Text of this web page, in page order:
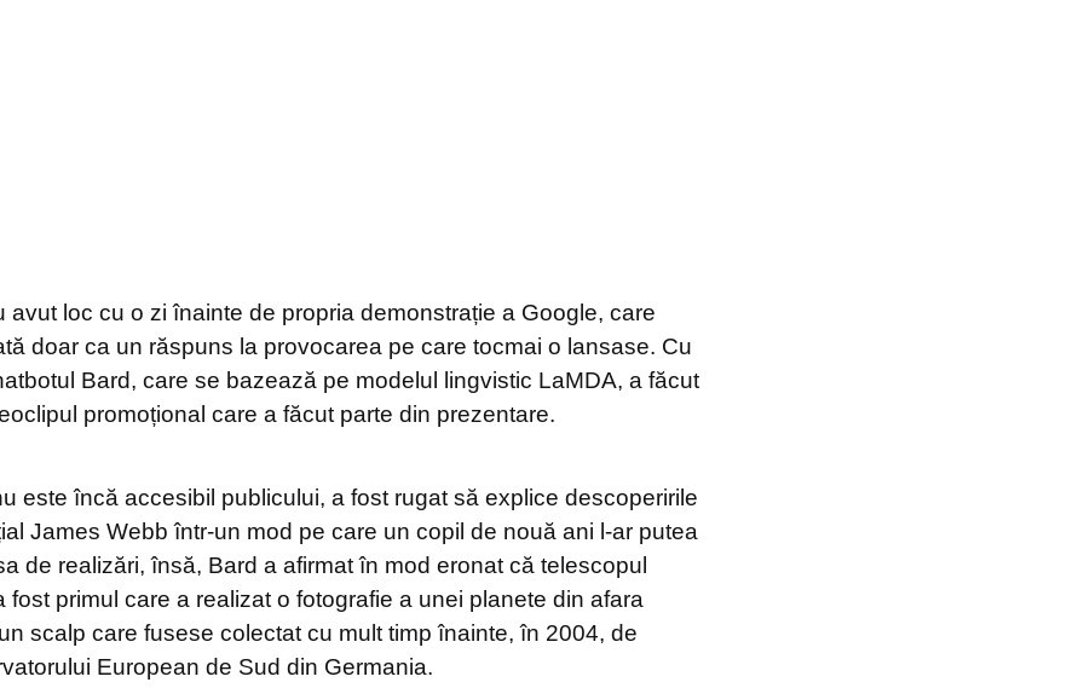
avut loc cu o zi înainte de propria demonstrație a Google, care
doar ca un răspuns la provocarea pe care tocmai o lansase. Cu
Bard, care se bazează pe modelul lingvistic LaMDA, a făcut
promoțional care a făcut parte din prezentare.
este încă accesibil publicului, a fost rugat să explice descoperirile
James Webb într-un mod pe care un copil de nouă ani l-ar putea
de realizări, însă, Bard a afirmat în mod eronat că telescopul
fost primul care a realizat o fotografie a unei planete din afara
scalp care fusese colectat cu mult timp înainte, în 2004, de
European de Sud din Germania.